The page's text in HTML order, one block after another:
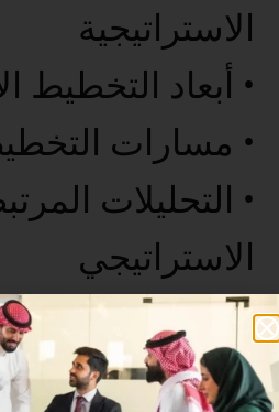
الاستراتيجية
• أبعاد التخطيط
• مسارات
• التحليلات
الاستراتيجي
• الخاتمة